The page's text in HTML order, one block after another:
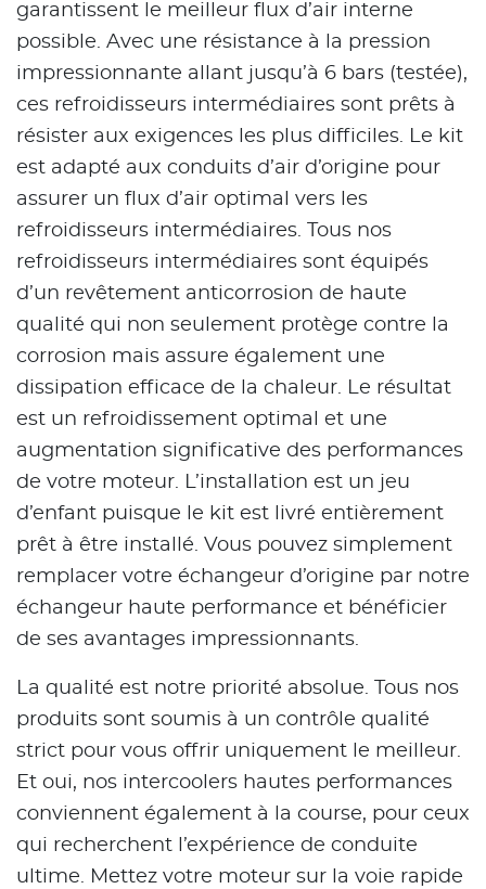
garantissent le meilleur flux d’air interne
possible. Avec une résistance à la pression
impressionnante allant jusqu’à 6 bars (testée),
ces refroidisseurs intermédiaires sont prêts à
résister aux exigences les plus difficiles. Le kit
est adapté aux conduits d’air d’origine pour
assurer un flux d’air optimal vers les
refroidisseurs intermédiaires. Tous nos
refroidisseurs intermédiaires sont équipés
d’un revêtement anticorrosion de haute
qualité qui non seulement protège contre la
corrosion mais assure également une
dissipation efficace de la chaleur. Le résultat
est un refroidissement optimal et une
augmentation significative des performances
de votre moteur. L’installation est un jeu
d’enfant puisque le kit est livré entièrement
prêt à être installé. Vous pouvez simplement
remplacer votre échangeur d’origine par notre
échangeur haute performance et bénéficier
de ses avantages impressionnants.
La qualité est notre priorité absolue. Tous nos
produits sont soumis à un contrôle qualité
strict pour vous offrir uniquement le meilleur.
Et oui, nos intercoolers hautes performances
conviennent également à la course, pour ceux
qui recherchent l’expérience de conduite
ultime. Mettez votre moteur sur la voie rapide